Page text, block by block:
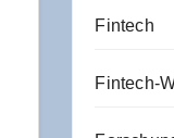
Fintech
Fintech-